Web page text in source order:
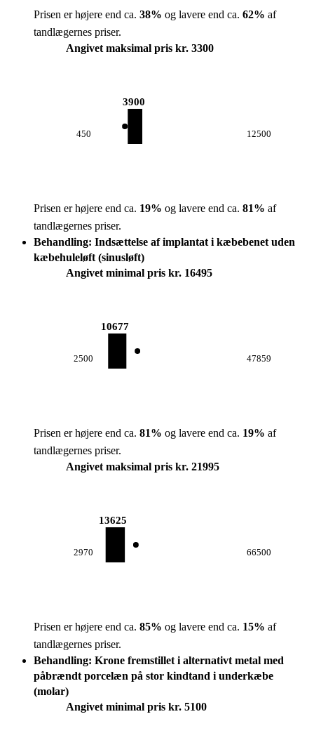
Prisen er højere end ca. 38% og lavere end ca. 62% af
tandlægernes priser.
Angivet maksimal pris kr. 3300
450
3900
12500
Prisen er højere end ca. 19% og lavere end ca. 81% af
tandlægernes priser.
Behandling: Indsættelse af implantat i kæbebenet uden
kæbehuleløft (sinusløft)
Angivet minimal pris kr. 16495
2500
10677
47859
Prisen er højere end ca. 81% og lavere end ca. 19% af
tandlægernes priser.
Angivet maksimal pris kr. 21995
2970
13625
66500
Prisen er højere end ca. 85% og lavere end ca. 15% af
tandlægernes priser.
Behandling: Krone fremstillet i alternativt metal med
påbrændt porcelæn på stor kindtand i underkæbe
(molar)
Angivet minimal pris kr. 5100